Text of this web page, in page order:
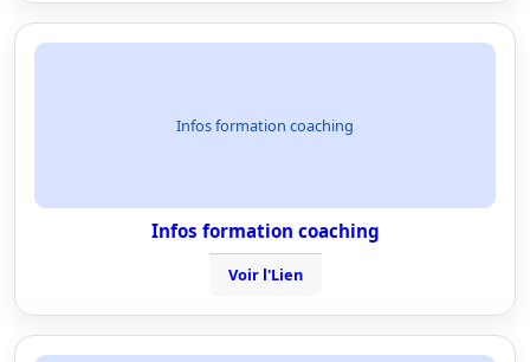
Infos formation coaching
Infos formation coaching
Voir l'Lien